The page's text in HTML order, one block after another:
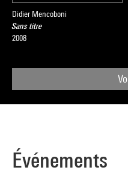
Didier Mencoboni
Sans titre
2008
Événements